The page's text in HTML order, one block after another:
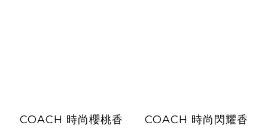
COACH 時尚櫻桃香
COACH 時尚閃耀香